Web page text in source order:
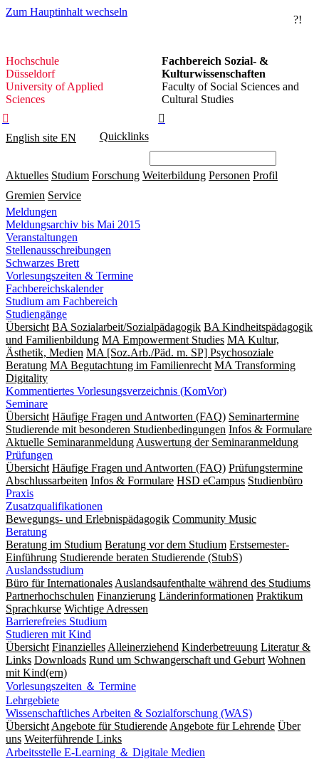
Zum Hauptinhalt wechseln
?!
Hochschule
Düsseldorf
Hochschule
Düsseldorf
University of Applied
Sciences
Fachbereich Sozial- &
Kulturwissenschaften
Faculty of Social Sciences and
Cultural Studies


English site EN Quicklinks
Aktuelles Studium Forschung Weiterbildung Personen Profil
Gremien Service
Meldungen
Meldungsarchiv bis Mai 2015
Veranstaltungen
Stellenausschreibungen
Schwarzes Brett
Vorlesungszeiten & Termine
Fachbereichskalender
Studium am Fachbereich
Studiengänge
Übersicht BA Sozialarbeit/Sozialpädagogik BA Kindheitspädagogik
und Familienbildung MA Empowerment Studies MA Kultur,
Ästhetik, Medien MA [Soz.Arb./Päd. m. SP] Psychosoziale
Beratung MA Begut­ach­tung im Fami­lien­recht MA Transforming
Digitality
Kommentiertes Vorlesungsverzeichnis (KomVor)
Seminare
Übersicht Häufige Fragen und Antworten (FAQ) Seminartermine
Studierende mit besonderen Studienbedingungen Infos & Formulare
Aktuelle Seminaranmeldung Auswertung der Seminaranmeldung
Prüfungen
Übersicht Häufige Fragen und Antworten (FAQ) Prüfungstermine
Abschlussarbeiten Infos & Formulare HSD eCampus Studienbüro
Praxis
Zusatzqualifikationen
Bewegungs- und Erlebnispädagogik Community Music
Beratung
Beratung im Studium Beratung vor dem Studium Erstsemester-
Einführung Studierende beraten Studierende (StubS)
Auslandsstudium
Büro für Internationales Auslandsaufenthalte während des Studiums
Partnerhochschulen Finanzierung Länderinformationen Praktikum
Sprachkurse Wichtige Adressen
Barrierefreies Studium
Studieren mit Kind
Übersicht Finanzielles Alleinerziehend Kinderbetreuung Literatur &
Links Downloads Rund um Schwangerschaft und Geburt Wohnen
mit Kind(ern)
Vorlesungszeiten ＆ Termine
Lehrgebiete
Wissenschaftliches Arbeiten & Sozialforschung (WAS)
Übersicht Angebote für Studierende Angebote für Lehrende Über
uns Weiterführende Links
Arbeitsstelle E-Learning ＆ Digitale Medien